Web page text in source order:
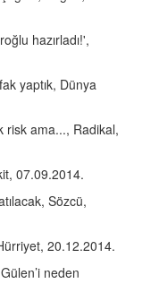
hazırladı!',
yaptık, Dünya
risk ama..., Radikal,
07.09.2014.
Sözcü,
20.12.2014.
neden